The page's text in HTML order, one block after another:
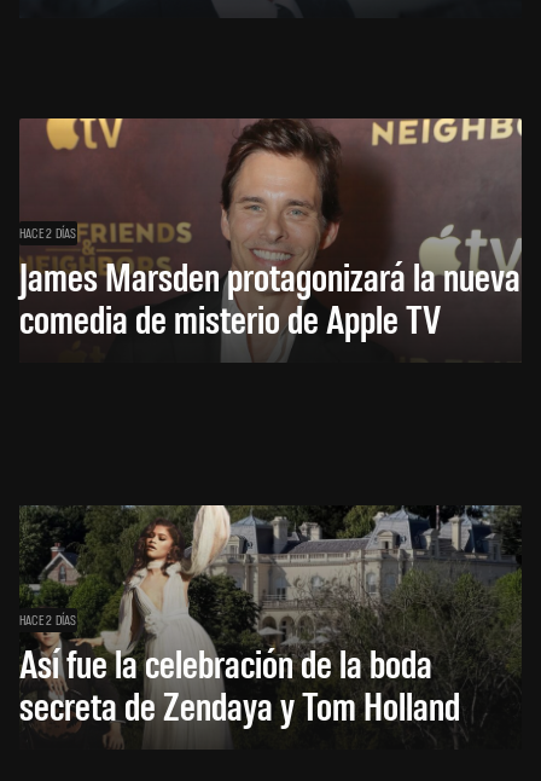
HACE 2 DÍAS
James Marsden protagonizará la nueva
comedia de misterio de Apple TV
HACE 2 DÍAS
Así fue la celebración de la boda
secreta de Zendaya y Tom Holland